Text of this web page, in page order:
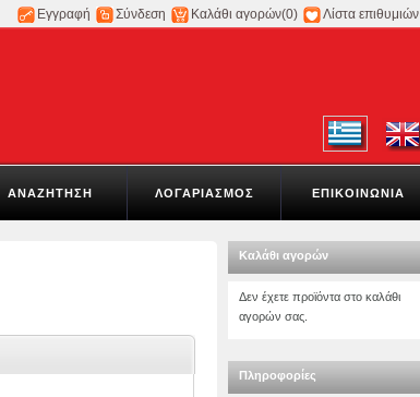
Εγγραφή Σύνδεση Καλάθι αγορών(0) Λίστα επιθυμιών
ΑΝΑΖΗΤΗΣΗ ΛΟΓΑΡΙΑΣΜΟΣ ΕΠΙΚΟΙΝΩΝΙΑ
Καλάθι αγορών
Δεν έχετε προϊόντα στο καλάθι
αγορών σας.
Πληροφορίες